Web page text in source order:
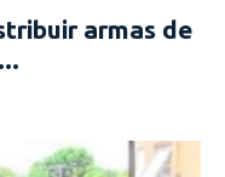
armas de